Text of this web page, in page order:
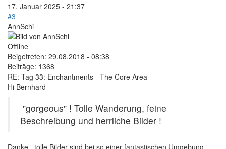
17. Januar 2025 - 21:37
#3
AnnSchi
Offline
Beigetreten: 29.08.2018 - 08:38
Beiträge: 1368
RE: Tag 33: Enchantments - The Core Area
Hi Bernhard
"gorgeous" ! Tolle Wanderung, feine
Beschreibung und herrliche Bilder !
Danke...tolle Bilder sind bei so einer fantastischen Umgebung